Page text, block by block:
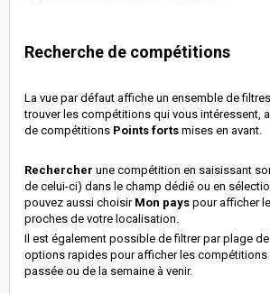
Recherche de compétitions
La vue par défaut affiche un ensemble de
trouver les compétitions qui vous intéressent,
de compétitions Points forts mises en avant.
Rechercher une compétition en saisissant
de celui-ci) dans le champ dédié ou en
pouvez aussi choisir Mon pays pour afficher
proches de votre localisation.
Il est également possible de filtrer par plage de
options rapides pour afficher les compétitions
passée ou de la semaine à venir.